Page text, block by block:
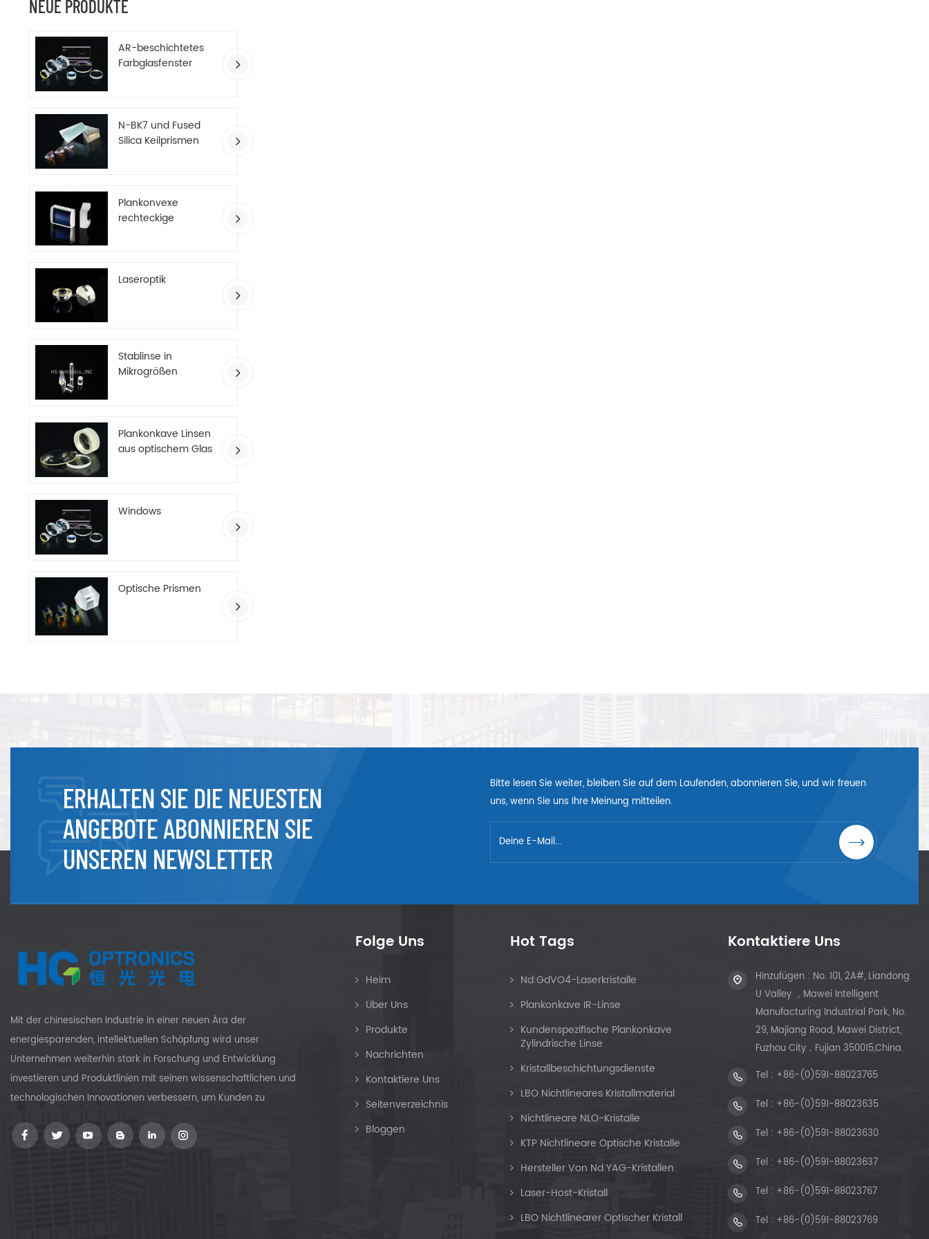
NEUE PRODUKTE
AR-beschichtetes
Farbglasfenster
N-BK7 und Fused
Silica Keilprismen
Plankonvexe
rechteckige
Laseroptik
Stablinse in
Mikrogrößen
Plankonkave Linsen
aus optischem Glas
Windows
Optische Prismen
ERHALTEN SIE DIE NEUESTEN
ANGEBOTE ABONNIEREN SIE
UNSEREN NEWSLETTER
Bitte lesen Sie weiter, bleiben Sie auf dem Laufenden, abonnieren Sie, und wir freuen
uns, wenn Sie uns Ihre Meinung mitteilen.
Mit der chinesischen Industrie in einer neuen Ära der
energiesparenden, intellektuellen Schöpfung wird unser
Unternehmen weiterhin stark in Forschung und Entwicklung
investieren und Produktlinien mit seinen wissenschaftlichen und
technologischen Innovationen verbessern, um Kunden zu
Folge Uns
Heim
Über Uns
Produkte
Nachrichten
Kontaktiere Uns
Seitenverzeichnis
Bloggen
Hot Tags
Nd:GdVO4-Laserkristalle
Plankonkave IR-Linse
Kundenspezifische Plankonkave
Zylindrische Linse
Kristallbeschichtungsdienste
LBO Nichtlineares Kristallmaterial
Nichtlineare NLO-Kristalle
KTP Nichtlineare Optische Kristalle
Hersteller Von Nd:YAG-Kristallen
Laser-Host-Kristall
LBO Nichtlinearer Optischer Kristall
Kontaktiere Uns
Hinzufügen : No. 101, 2A#, Liandong
U Valley ，Mawei Intelligent
Manufacturing Industrial Park, No.
29, Majiang Road, Mawei District,
Fuzhou City，Fujian 350015,China.
Tel : +86-(0)591-88023765
Tel : +86-(0)591-88023635
Tel : +86-(0)591-88023630
Tel : +86-(0)591-88023637
Tel : +86-(0)591-88023767
Tel : +86-(0)591-88023769